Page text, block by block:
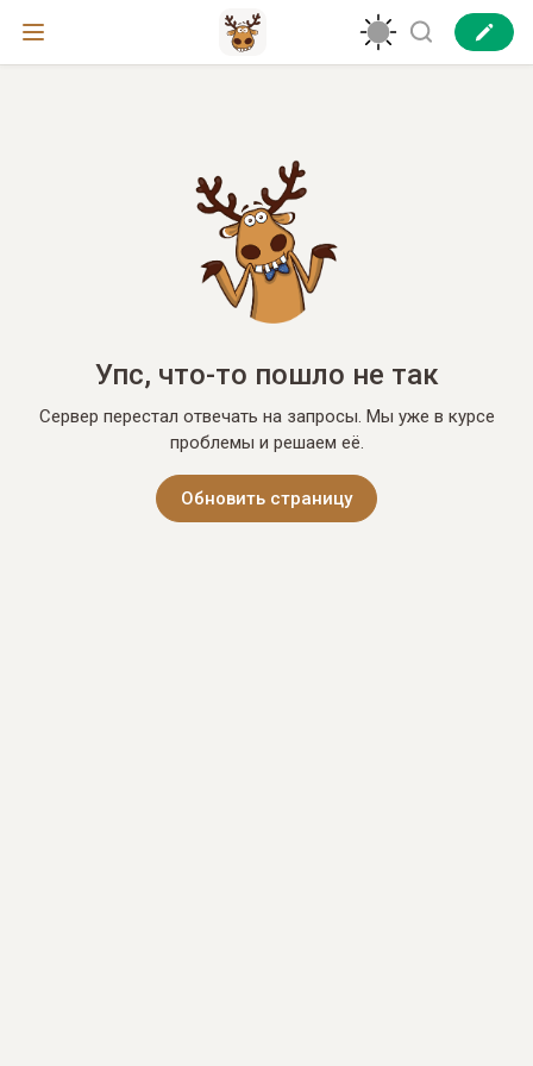
Упс, что-то пошло не так
Сервер перестал отвечать на запросы. Мы уже в курсе
проблемы и решаем её.
Обновить страницу